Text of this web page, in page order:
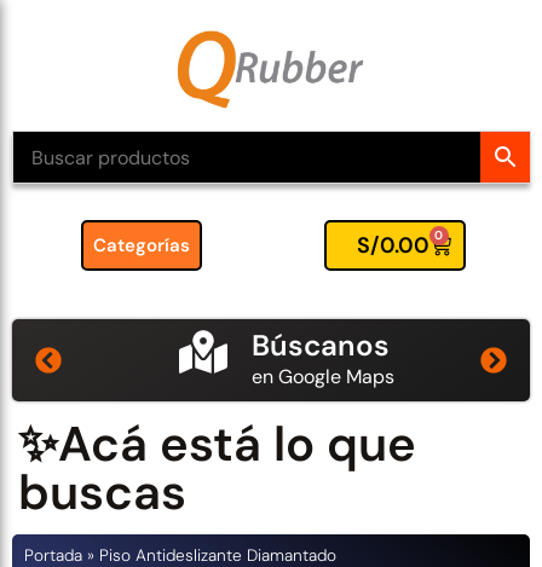
Categorías S/0.00 0
Búscanos
en Google Maps
✨Acá está lo que
buscas
Portada » Piso Antideslizante Diamantado